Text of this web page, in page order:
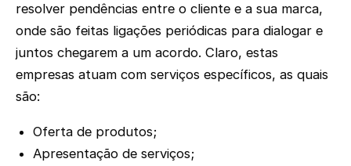
resolver pendências entre o cliente e a sua marca,
onde são feitas ligações periódicas para dialogar e
juntos chegarem a um acordo. Claro, estas
empresas atuam com serviços específicos, as quais
são:
Oferta de produtos;
Apresentação de serviços;